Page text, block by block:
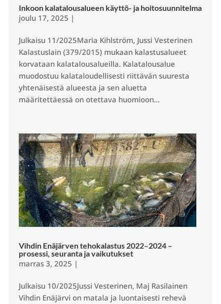
Inkoon kalatalousalueen käyttö- ja hoitosuunnitelma
joulu 17, 2025 |
Julkaisu 11/2025Maria Kihlström, Jussi Vesterinen
Kalastuslain (379/2015) mukaan kalastusalueet
korvataan kalatalousalueilla. Kalatalousalue
muodostuu kalataloudellisesti riittävän suuresta
yhtenäisestä alueesta ja sen aluetta
määritettäessä on otettava huomioon...
Vihdin Enäjärven tehokalastus 2022–2024 –
prosessi, seuranta ja vaikutukset
marras 3, 2025 |
Julkaisu 10/2025Jussi Vesterinen, Maj Rasilainen
Vihdin Enäjärvi on matala ja luontaisesti rehevä